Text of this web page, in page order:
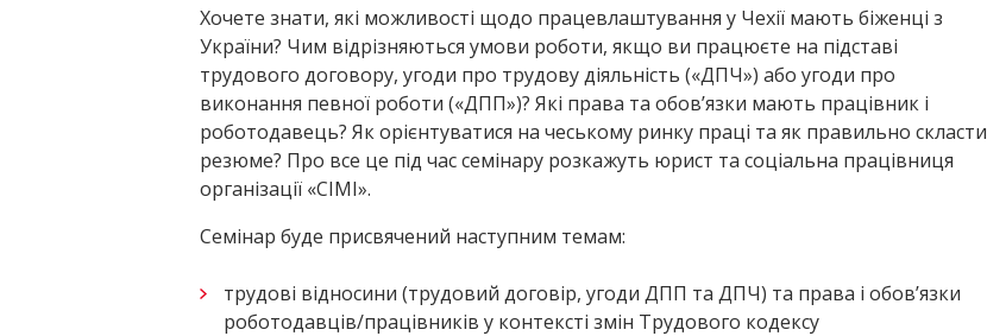
Хочете знати, які можливості щодо працевлаштування у Чехії мають біженці з
України? Чим відрізняються умови роботи, якщо ви працюєте на підставі
трудового договору, угоди про трудову діяльність («ДПЧ») або угоди про
виконання певної роботи («ДПП»)? Які права та обов’язки мають працівник і
роботодавець? Як орієнтуватися на чеському ринку праці та як правильно скласти
резюме? Про все це під час семінару розкажуть юрист та соціальна працівниця
організації «СІМІ».
Семінар буде присвячений наступним темам:
трудові відносини (трудовий договір, угоди ДПП та ДПЧ) та права і обов’язки
роботодавців/працівників у контексті змін Трудового кодексу